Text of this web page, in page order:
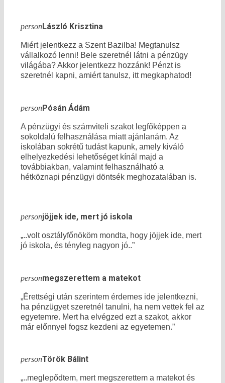
personLászló Krisztina
Miért jelentkezz a Szent Bazilba! Megtanulsz
vállalkozó lenni! Bele szeretnél látni a pénzügy
világába? Akkor jelentkezz hozzánk! Pénzt is
szeretnél kapni, amiért tanulsz, itt megkaphatod!
personPósán Ádám
A pénzügyi és számviteli szakot legfőképpen a
sokoldalú felhasználása miatt ajánlanám. Az
iskolában sokrétű tudást kapunk, amely kiváló
elhelyezkedési lehetőséget kínál majd a
továbbiakban, valamint felhasználható a
hétköznapi pénzügyi döntsék meghozatalában is.
personjöjjek ide, mert jó iskola
„..volt osztályfőnököm mondta, hogy jöjjek ide, mert
jó iskola, és tényleg nagyon jó..”
personmegszerettem a matekot
„Érettségi után szerintem érdemes ide jelentkezni,
ha pénzügyet szeretnél tanulni, ha nem vettek fel az
egyetemre. Mert ha elvégzed ezt a szakot, akkor
már előnnyel fogsz kezdeni az egyetemen.”
personTörök Bálint
„..meglepődtem, mert megszerettem a matekot és